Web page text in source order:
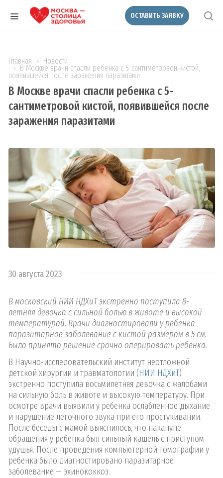
ОСТАВИТЬ ЗАЯВКУ
Главная Новости
В Москве врачи спасли ребенка с 5-сантиметровой кистой,
появившейся после заражения паразитами
В Москве врачи спасли ребенка с 5-
сантиметровой кистой, появившейся после
заражения паразитами
30 августа 2023
В московский НИИ НДХиТ экстренно поступила 8-
летняя девочка с сильной болью в животе и высокой
температурой. Врачи диагностировали у ребенка
паразитарное заболевание с кистой размером в 5 см.
Было принято решение срочно оперировать ребенка.
В Научно-исследовательский институт неотложной
детской хирургии и травматологии (НИИ НДХиТ)
экстренно поступила восьмилетняя девочка с жалобами
на сильную боль в животе и высокую температуру. При
осмотре врачи выявили у ребенка ослабленное дыхание
и нарушение легочного звука при его простукивании.
После беседы с мамой выяснилось, что накануне
обращения у ребенка был сильный кашель с приступом
удушья. После проведения компьютерной томографии у
ребенка было диагностировано паразитарное
заболевание — эхинококкоз.